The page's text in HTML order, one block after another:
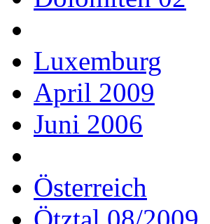
Luxemburg
April 2009
Juni 2006
Österreich